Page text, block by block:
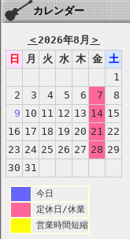
カレンダー
＜2026年8月 ＞
日
月 火 水 木 金 土
1
2
3 4 5 6 7
8
9 10 11 12 13 14 15
16 17 18 19 20 21 22
23 24 25 26 27 28 29
30 31
今日
定休日/休業
営業時間短縮